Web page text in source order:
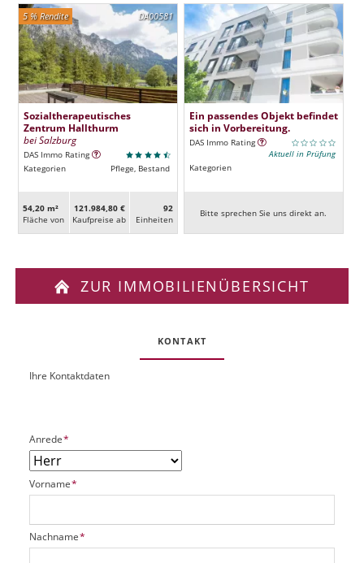
DA00581
5 % Rendite
Sozialtherapeutisches
Zentrum Hallthurm
bei Salzburg
DAS Immo Rating
Kategorien
Pflege, Bestand
54,20 m²
Fläche von
121.984,80 €
Kaufpreise ab
92
Ein­heiten
Ein passendes Objekt befindet
sich in Vorbereitung.
DAS Immo Rating
Aktuell in Prüfung
Kategorien
Bitte sprechen Sie uns direkt an.
ZUR IMMOBILIENÜBERSICHT
KONTAKT
O
k
P
t
z
h
UIhre Kontaktdaten
P
f
l
i
c
t
f
Anrede*
P
f
i
c
Vorname*
P
f
Nachname*